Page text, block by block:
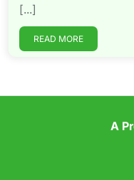
[...]
READ MORE
A